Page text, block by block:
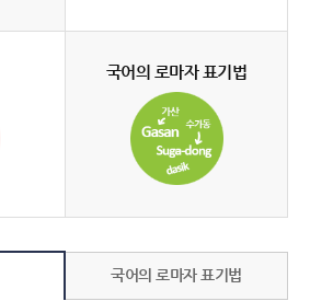
국어의 로마자 표기법
국어의 로마자 표기법